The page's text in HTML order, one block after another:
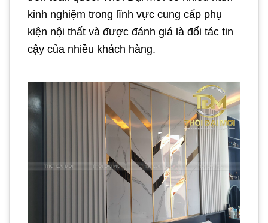
kinh nghiệm trong lĩnh vực cung cấp phụ
kiện nội thất và được đánh giá là đối tác tin
cậy của nhiều khách hàng.